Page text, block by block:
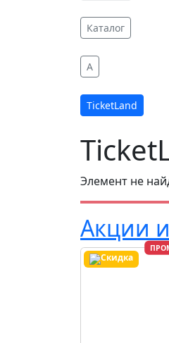
Каталог
A
TicketLand
Элемент не
Акции